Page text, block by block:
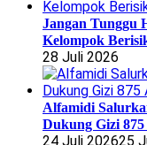
Jangan Tunggu
Kelompok
28 Juli 2026
Alfamidi
Dukung Gizi
24 Juli 202625